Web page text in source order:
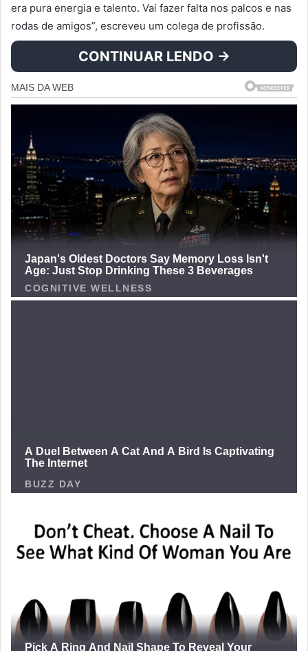
era pura energia e talento. Vai fazer falta nos palcos e nas
rodas de amigos”, escreveu um colega de profissão.
CONTINUAR LENDO →